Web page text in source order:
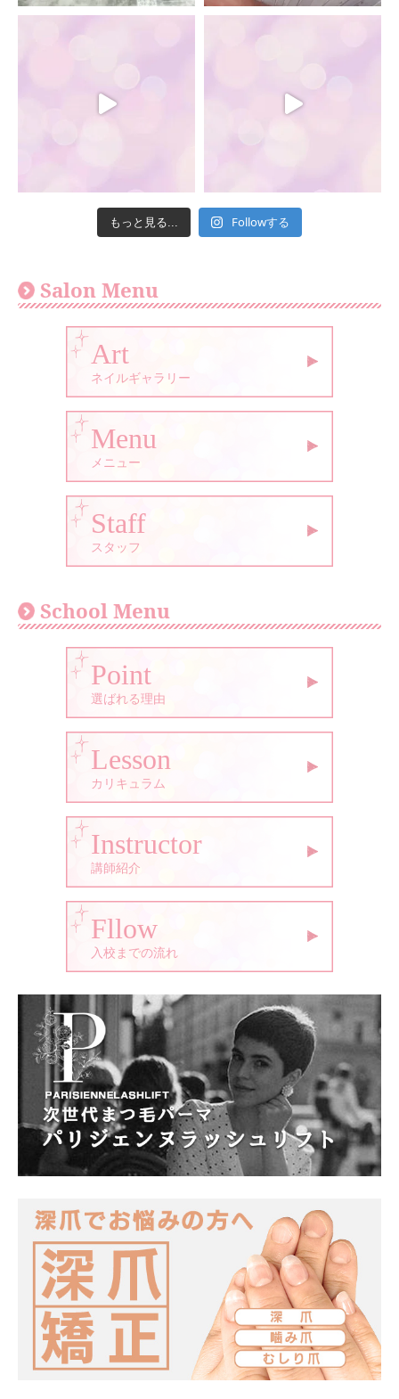
もっと見る... Followする
Salon Menu
Art
ネイルギャラリー
Menu
メニュー
Staff
スタッフ
School Menu
Point
選ばれる理由
Lesson
カリキュラム
Instructor
講師紹介
Fllow
入校までの流れ